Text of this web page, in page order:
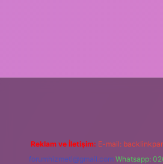
Reklam ve İletişim: E-mail:
forumhizmeti@gmail.com Whatsapp: